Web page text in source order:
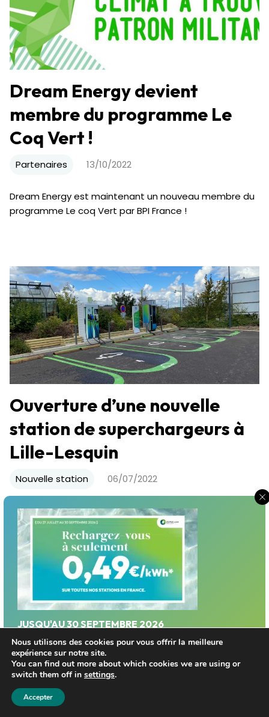
Dream Energy devient
membre du programme Le
Coq Vert !
Partenaires 13/10/2022
Dream Energy est maintenant un nouveau membre du
programme Le coq Vert par BPI France !
Ouverture d’une nouvelle
station de superchargeurs à
Lille-Lesquin
Nouvelle station 06/07/2022
Plus qu’une inauguration, l’aboutissement d’un projet
énergétique renouvelable ambitieux dans les Hauts-
de-France !
JUSQU'AU 30 SEPTEMBRE 2026
Profitez d'un tarif privilégié sur le réseau Dream
Energy!
Nous utilisons des cookies pour vous offrir la meilleure
expérience sur notre site.
You can find out more about which cookies we are using or
switch them off in settings.
Accepter